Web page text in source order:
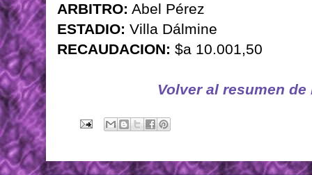
ARBITRO: Abel Pérez
ESTADIO: Villa Dálmine
RECAUDACION: $a 10.001,50
Volver al resumen